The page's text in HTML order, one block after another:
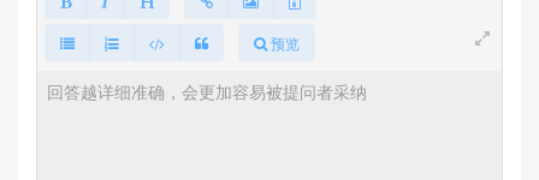
预览